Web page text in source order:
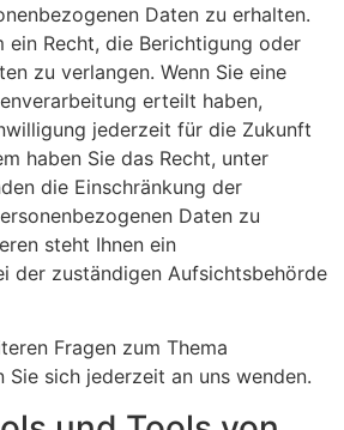
Daten zu erhalten.
ein Recht, die Berichtigung oder
zu verlangen. Wenn Sie eine
erteilt haben,
jederzeit für die Zukunft
haben Sie das Recht, unter
die Einschränkung der
Daten zu
steht Ihnen ein
der zuständigen Aufsichtsbehörde
Fragen zum Thema
Sie sich jederzeit an uns wenden.